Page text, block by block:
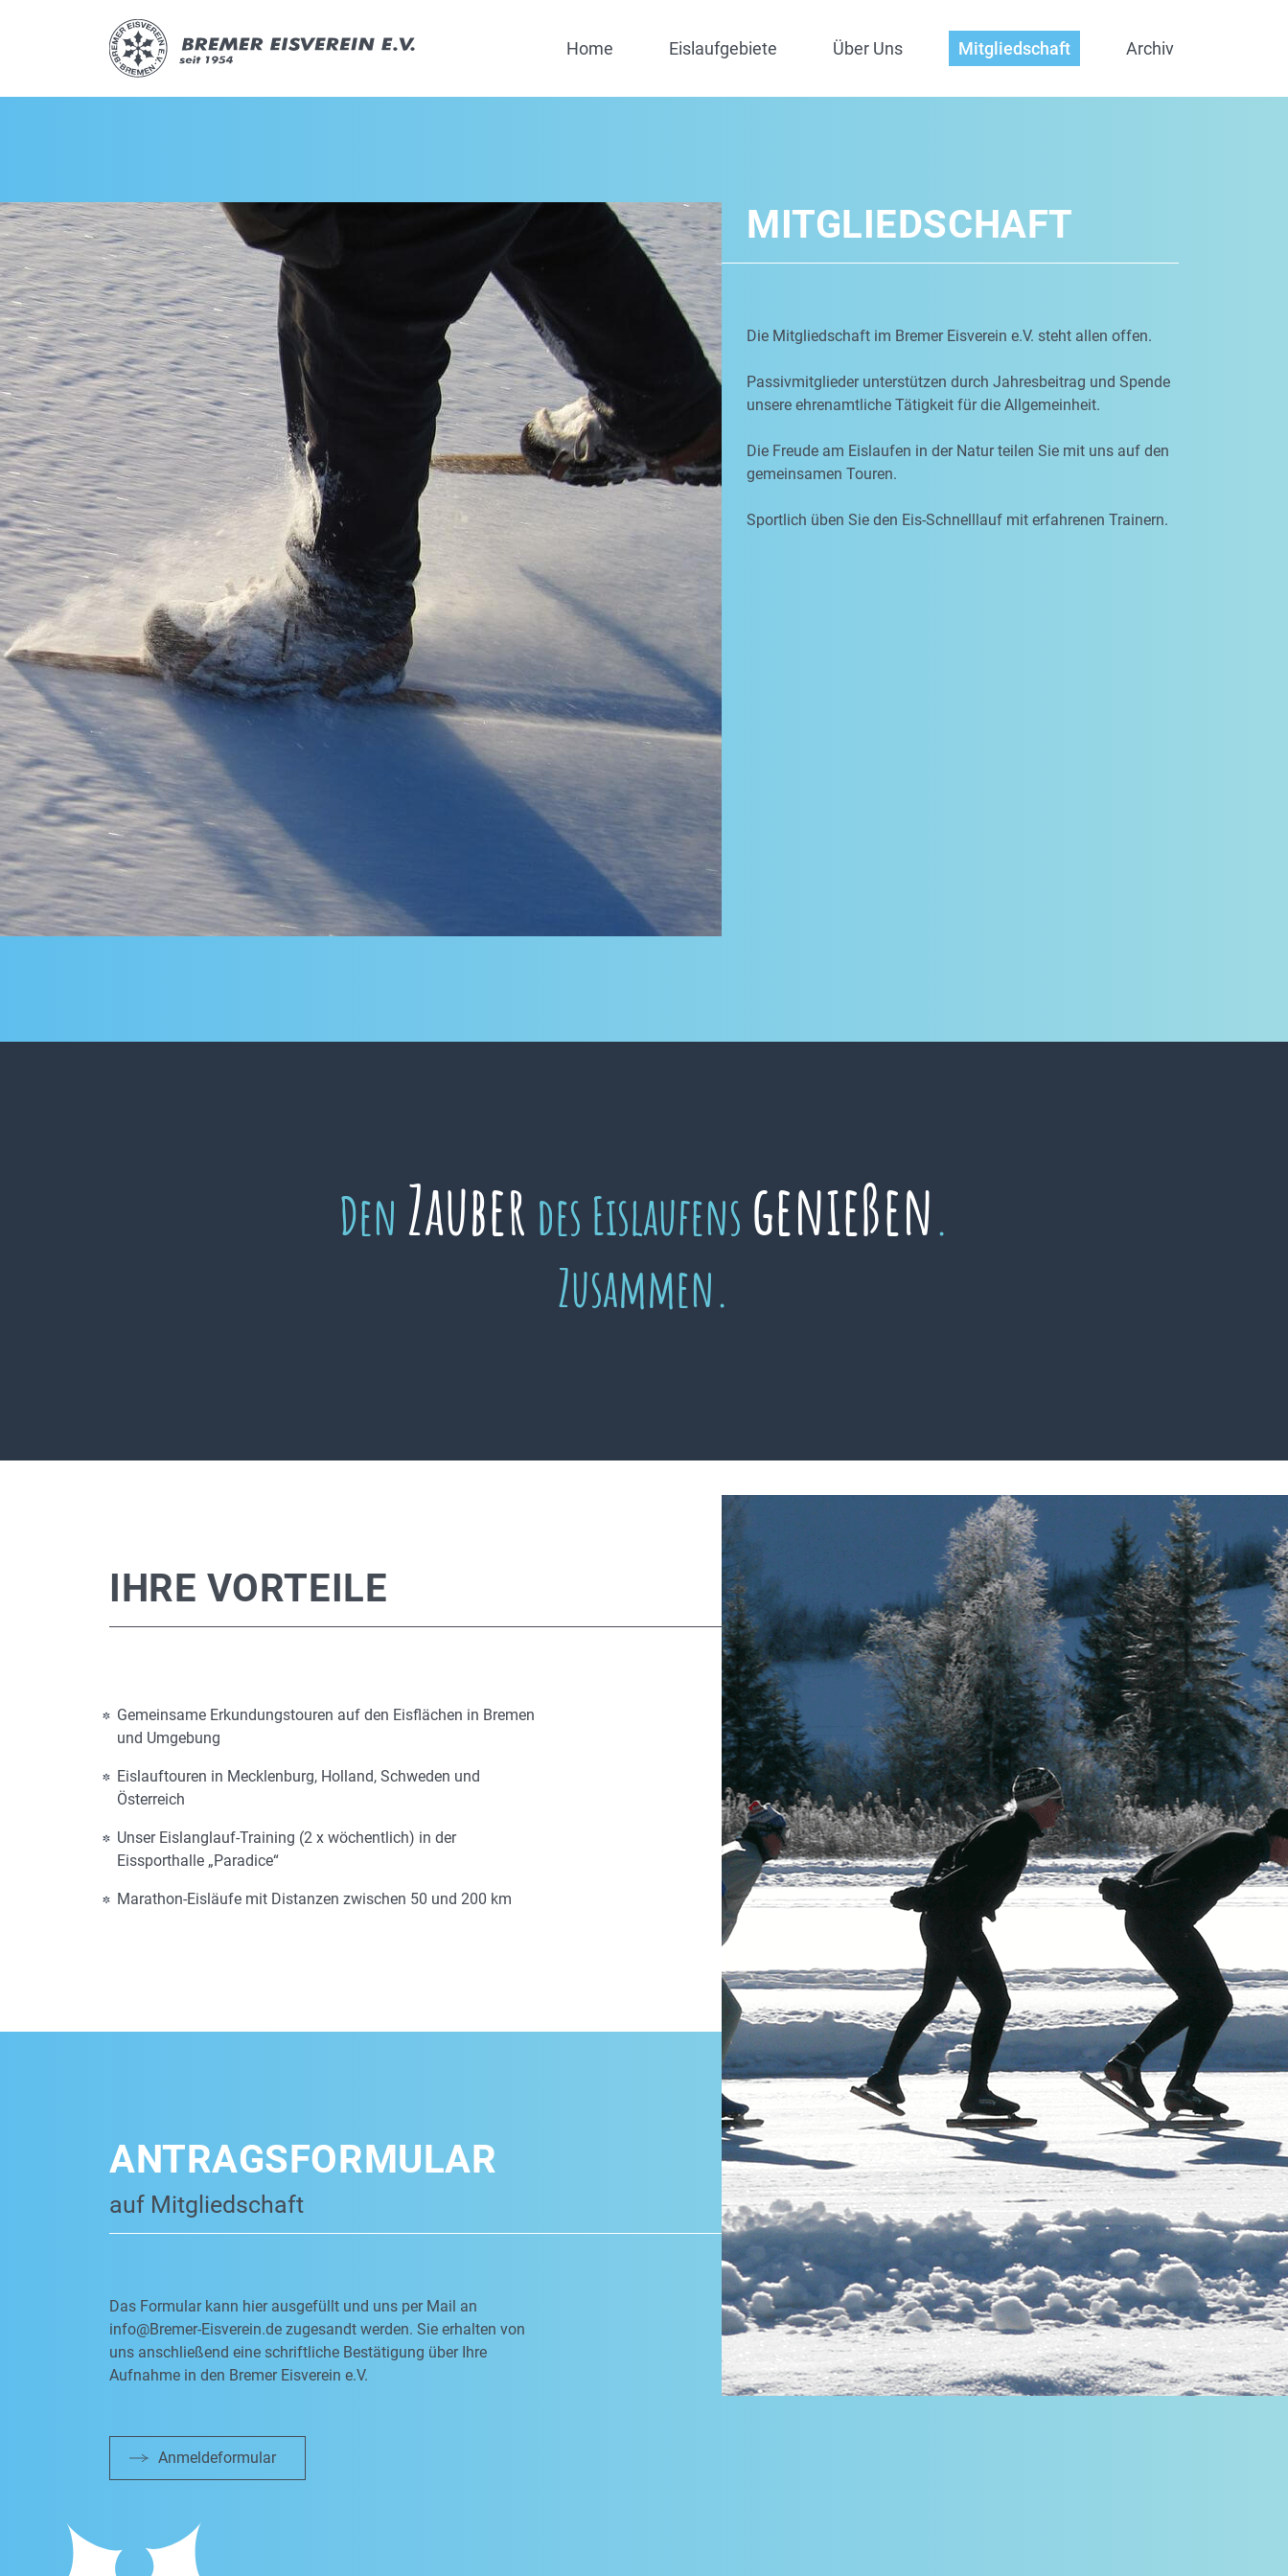
Home Eislaufgebiete Über Uns Mitgliedschaft Archiv
MITGLIEDSCHAFT
Die Mitgliedschaft im Bremer Eisverein e.V. steht allen offen.
Passivmitglieder unterstützen durch Jahresbeitrag und Spende
unsere ehrenamtliche Tätigkeit für die Allgemeinheit.
Die Freude am Eislaufen in der Natur teilen Sie mit uns auf den
gemeinsamen Touren.
Sportlich üben Sie den Eis-Schnelllauf mit erfahrenen Trainern.
Den Zauber des Eislaufens genießen.
Zusammen.
IHRE VORTEILE
Gemeinsame Erkundungstouren auf den Eisflächen in Bremen
und Umgebung
Eislauftouren in Mecklenburg, Holland, Schweden und
Österreich
Unser Eislanglauf-Training (2 x wöchentlich) in der
Eissporthalle „Paradice“
Marathon-Eisläufe mit Distanzen zwischen 50 und 200 km
ANTRAGSFORMULAR
auf Mitgliedschaft
Das Formular kann hier ausgefüllt und uns per Mail an
info@Bremer-Eisverein.dezugesandt werden. Sie erhalten von
uns anschließend eine schriftliche Bestätigung über Ihre
Aufnahme in den Bremer Eisverein e.V.
Anmeldeformular